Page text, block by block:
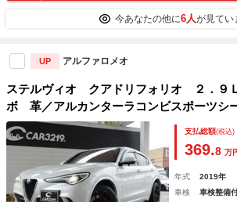
今あなたの他に6人が見てい
UP アルファロメオ
ステルヴィオ クアドリフォリオ ２．９
ボ 革／アルカンターラコンビスポーツ
Ｃ シートヒーター パワーシート ＥＴ
ーター オートハイビーム パワーバック
支払総額(税込)
369.8 万
年式 2019年
車検
車検整備